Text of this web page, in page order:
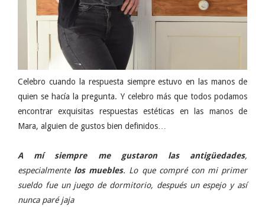
Celebro cuando la respuesta siempre estuvo en las manos de
quien se hacía la pregunta. Y celebro más que todos podamos
encontrar exquisitas respuestas estéticas en las manos de
Mara, alguien de gustos bien definidos…
A mí siempre me gustaron las antigüedades,
especialmente los muebles. Lo que compré con mi primer
sueldo fue un juego de dormitorio, después un espejo y así
nunca paré jaja